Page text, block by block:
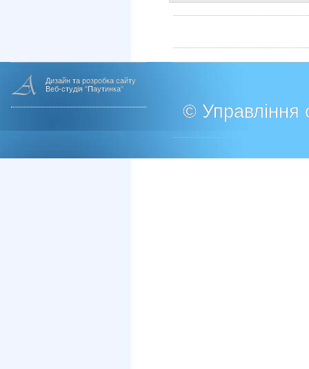
Дизайн та розробка сайту
Веб-студія "Паутинка"
© Управління